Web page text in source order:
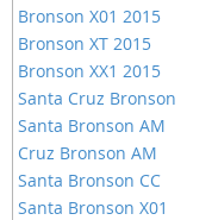
Bronson X01 2015
Bronson XT 2015
Bronson XX1 2015
Santa Cruz Bronson
Santa Bronson AM
Cruz Bronson AM
Santa Bronson CC
Santa Bronson X01